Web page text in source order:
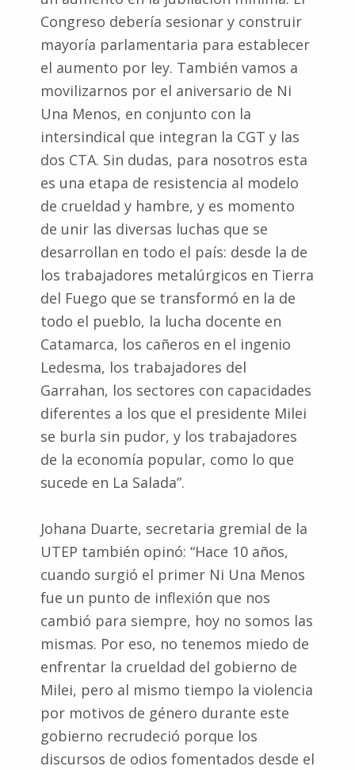
Congreso debería sesionar y construir
mayoría parlamentaria para establecer
el aumento por ley. También vamos a
movilizarnos por el aniversario de Ni
Una Menos, en conjunto con la
intersindical que integran la CGT y las
dos CTA. Sin dudas, para nosotros esta
es una etapa de resistencia al modelo
de crueldad y hambre, y es momento
de unir las diversas luchas que se
desarrollan en todo el país: desde la de
los trabajadores metalúrgicos en Tierra
del Fuego que se transformó en la de
todo el pueblo, la lucha docente en
Catamarca, los cañeros en el ingenio
Ledesma, los trabajadores del
Garrahan, los sectores con capacidades
diferentes a los que el presidente Milei
se burla sin pudor, y los trabajadores
de la economía popular, como lo que
sucede en La Salada”.
Johana Duarte, secretaria gremial de la
UTEP también opinó: “Hace 10 años,
cuando surgió el primer Ni Una Menos
fue un punto de inflexión que nos
cambió para siempre, hoy no somos las
mismas. Por eso, no tenemos miedo de
enfrentar la crueldad del gobierno de
Milei, pero al mismo tiempo la violencia
por motivos de género durante este
gobierno recrudeció porque los
discursos de odios fomentados desde el